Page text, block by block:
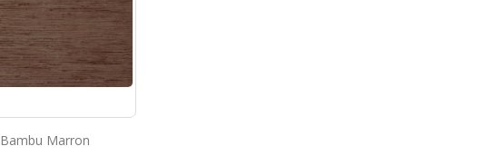
Bambu Marron